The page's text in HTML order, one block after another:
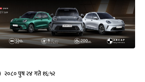
२०८० पुष २४ गते १६:५२